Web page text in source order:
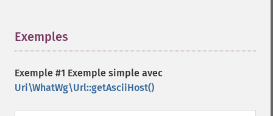
Exemples
Exemple #1 Exemple simple avec
Uri\WhatWg\Url::getAsciiHost()